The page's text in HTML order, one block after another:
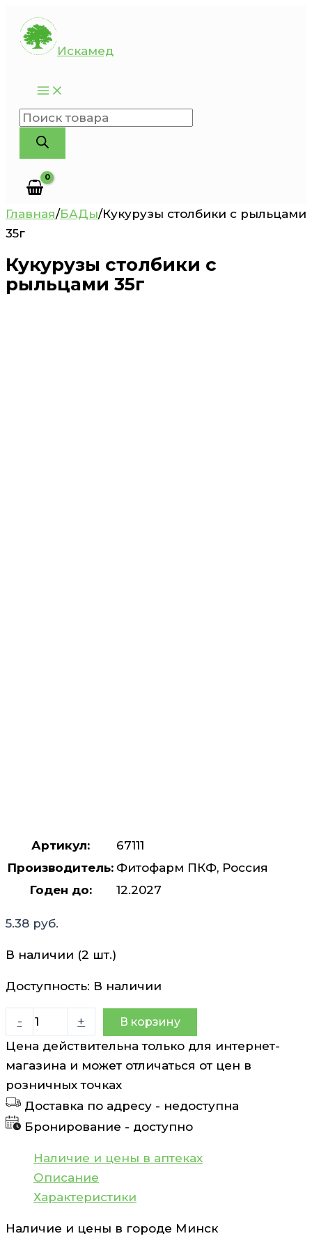
Перейти
содержимому
Искамед
Поиск
товаров
Главная/БАДы/Кукурузы столбики с рыльцами
35г
Кукурузы столбики с
рыльцами 35г
Артикул:
67111
Производитель: Фитофарм ПКФ, Россия
Годен до:
12.2027
5.38 руб.
В наличии (2 шт.)
Доступность: В наличии
-
Количество
товара
Кукурузы
с
рыльцами
35г
+ В корзину
Цена действительна только для интернет-
магазина и может отличаться от цен в
розничных точках
Доставка по адресу - недоступна
Бронирование - доступно
Наличие и цены в аптеках
Описание
Характеристики
Наличие и цены в городе Минск